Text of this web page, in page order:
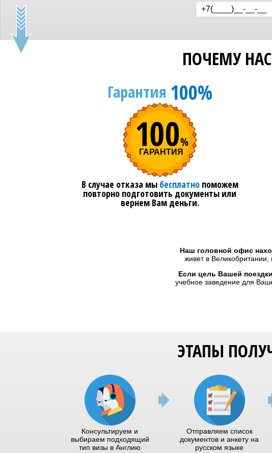
ПОЧЕМУ
Гарантия 100%
В случае отказа мы бесплатнопоможем
повторно подготовить документы или
вернем Вам деньги.
Наш головной офис
живет в Великобритании,
Если цель Вашей
учебное заведение для
ЭТАПЫ
Консультируем и
выбираем подходящий
тип визы в Англию
Отправляем список
документов и анкету на
русском языке